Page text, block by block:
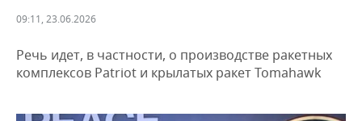
ДЕКЛАРАЦИИ О ДОХОДАХ
КОРОЛИ ГОСЗАКАЗА ПФО
НОВОСТИ ЭКОНОМИКИ
ФИНАНСЫ
ПРОМЫШЛЕННОСТЬ
НОВОСТИ
ПРОМЫШЛЕННОСТИ
АГРОПРОМ
НЕДВИЖИМОСТЬ
09:11, 23.06.2026
Речь идет, в частности, о производстве ракетных
комплексов Patriot и крылатых ракет Tomahawk